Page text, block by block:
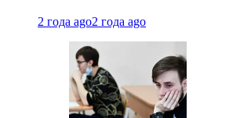
2 года ago2 года ago